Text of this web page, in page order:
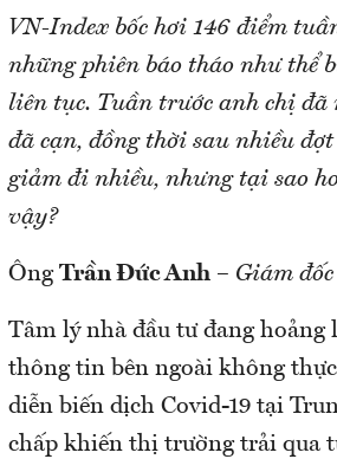
VN-Index bốc hơi 146 điểm
những phiên báo tháo như thể
liên tục. Tuần trước anh chị
đã cạn, đồng thời sau nhiều
giảm đi nhiều, nhưng tại sao
vậy?
Ông Trần Đức Anh – Giám
Tâm lý nhà đầu tư đang hoảng
thông tin bên ngoài không
diễn biến dịch Covid-19 tại
chấp khiến thị trường trải qua